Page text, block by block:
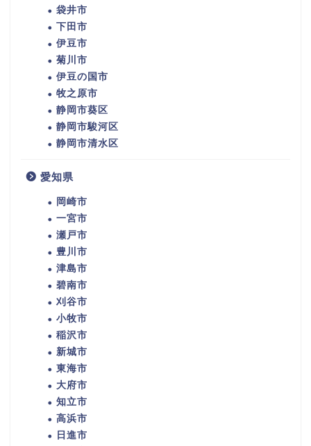
袋井市
下田市
伊豆市
菊川市
伊豆の国市
牧之原市
静岡市葵区
静岡市駿河区
静岡市清水区
愛知県
岡崎市
一宮市
瀬戸市
豊川市
津島市
碧南市
刈谷市
小牧市
稲沢市
新城市
東海市
大府市
知立市
高浜市
日進市